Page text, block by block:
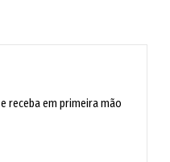
cenário do setor de
ampliar sua
receba em primeira mão